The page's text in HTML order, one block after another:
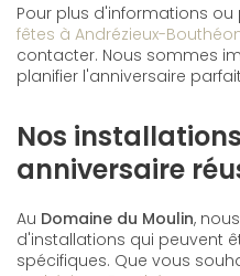
Pour plus d'informations ou
fêtes à Andrézieux-
contacter. Nous sommes
planifier l'anniversaire
Nos
anniversaire
Au Domaine du Moulin,
d'installations qui peuvent
spécifiques. Que vous